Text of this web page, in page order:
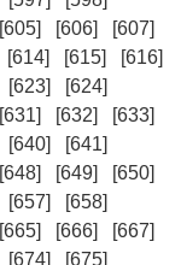
[605] [606]
[607]
[614] [615]
[616]
[623]
[624]
[631] [632]
[633]
[640]
[641]
[648] [649]
[650]
[657]
[658]
[665] [666]
[667]
[674]
[675]